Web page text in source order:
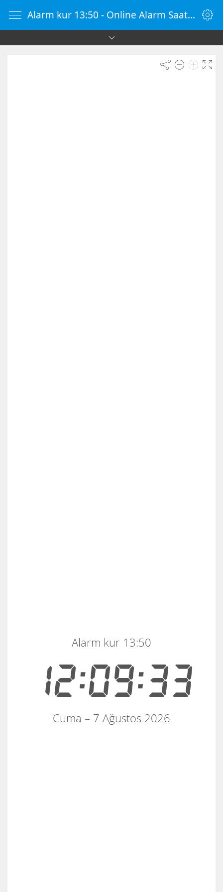
Alarm kur 13:50 - Online Alarm Saati - Alarm Kur
12:09:33
Alarm kur 13:50
Cuma – 7 Ağustos 2026